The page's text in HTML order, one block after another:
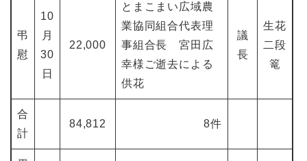
弔
慰
10
月
30
日
22,000
とまこまい広域農
業協同組合代表理
事組合長 宮田広
幸様ご逝去による
供花
議
長
生花
二段
篭
合
計
84,812 8件